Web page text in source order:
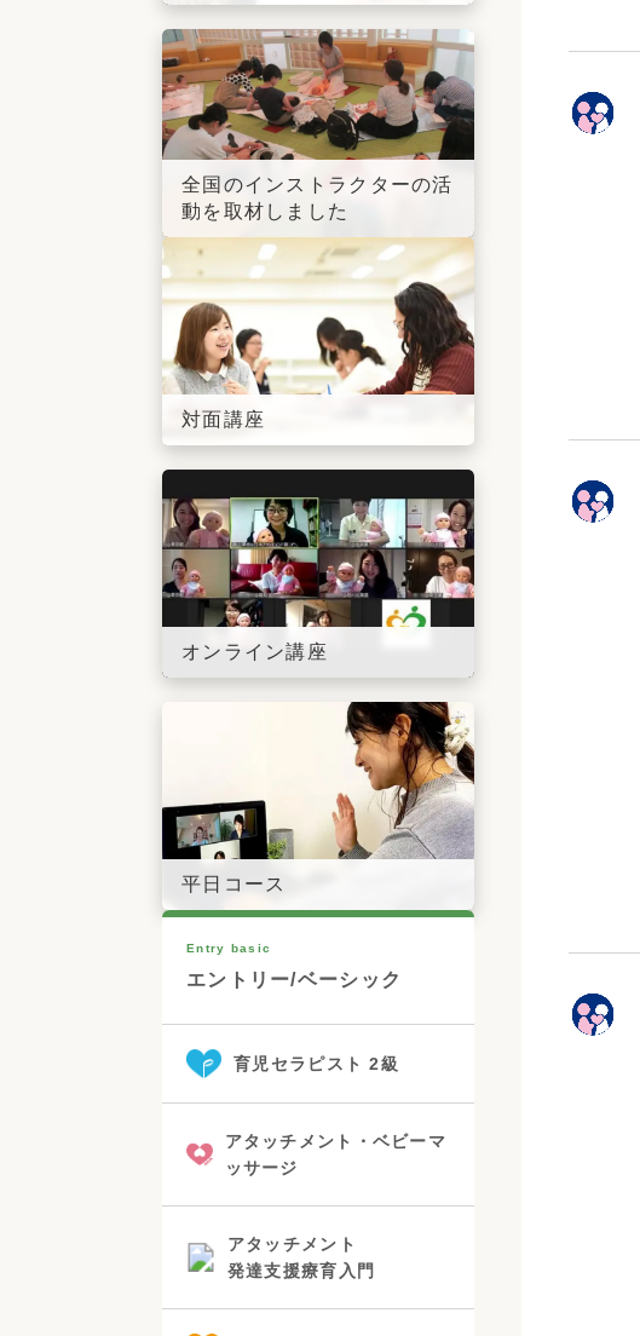
全国のインストラクターの活
動を取材しました
対面講座
オンライン講座
平日コース
Entry basic
エントリー/ベーシック
育児セラピスト 2級
アタッチメント・ベビーマ
ッサージ
アタッチメント
発達支援療育入門